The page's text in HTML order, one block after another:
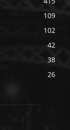
109
102
42
38
26